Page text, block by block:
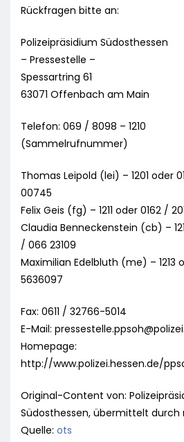
Rückfragen bitte an:
Polizeipräsidium Südosthessen
– Pressestelle –
Spessartring 61
63071 Offenbach am Main
Telefon: 069 / 8098 – 1210
(Sammelrufnummer)
Thomas Leipold (lei) – 1201 oder
00745
Felix Geis (fg) – 1211 oder 0162 /
Claudia Benneckenstein (cb) –
/ 066 23109
Maximilian Edelbluth (me) – 1213
5636097
Fax: 0611 / 32766-5014
E-Mail:
Homepage:
http://www.polizei.hessen.de/
Original-Content von:
Südosthessen, übermittelt durch
Quelle: ots